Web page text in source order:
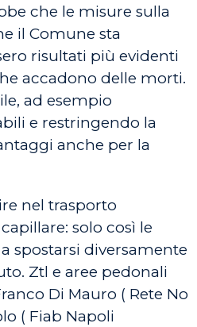
che le misure sulla
il Comune sta
risultati più evidenti
accadono delle morti.
ad esempio
e restringendo la
anche per la
nel trasporto
solo così le
spostarsi diversamente
Ztl e aree pedonali
Di Mauro ( Rete No
( Fiab Napoli